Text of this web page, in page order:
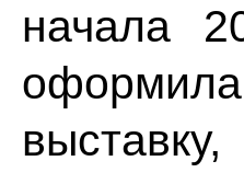
начала